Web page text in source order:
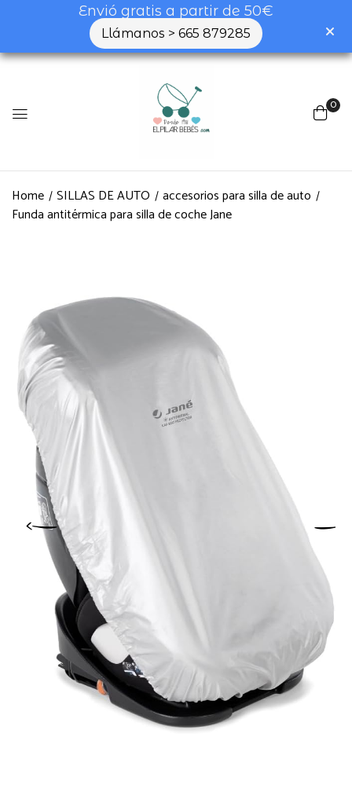
Envió gratis a partir de 50€
Llámanos > 665 879285
0
Home SILLAS DE AUTO
accesorios para silla de auto
Funda antitérmica para silla de coche Jane